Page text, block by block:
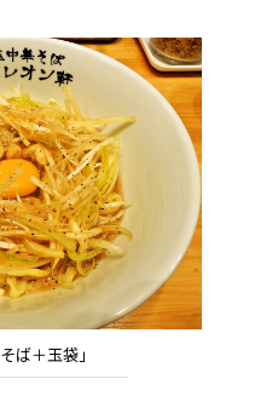
ば＋玉袋」